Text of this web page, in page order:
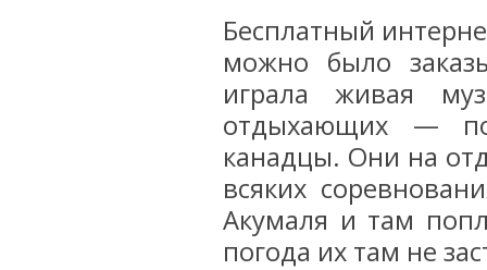
Бесплатный
можно было
играла живая
отдыхающих —
канадцы. Они на
всяких
Акумаля и там
погода их там не